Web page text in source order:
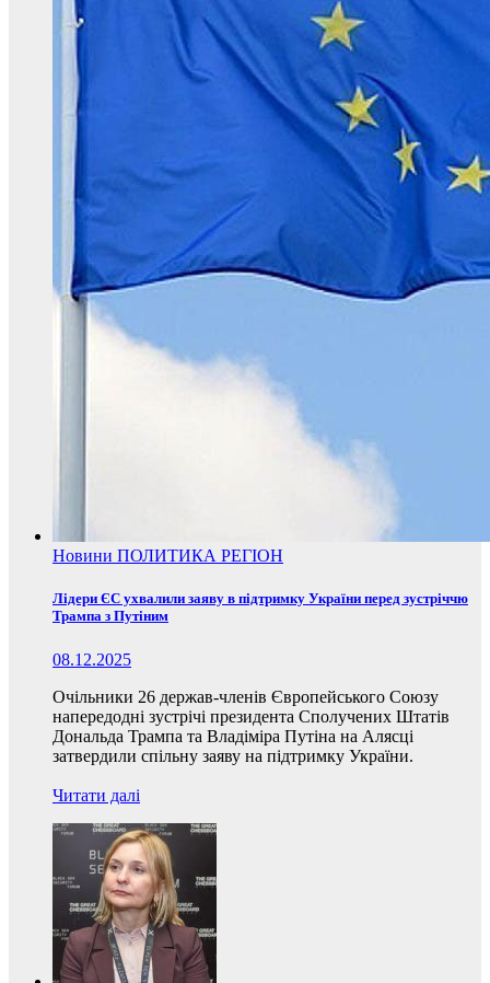
Новини ПОЛИТИКА РЕГІОН
Лідери ЄС ухвалили заяву в підтримку України перед зустріччю
Трампа з Путіним
08.12.2025
Очільники 26 держав-членів Європейського Союзу
напередодні зустрічі президента Сполучених Штатів
Дональда Трампа та Владіміра Путіна на Алясці
затвердили спільну заяву на підтримку України.
Читати далі